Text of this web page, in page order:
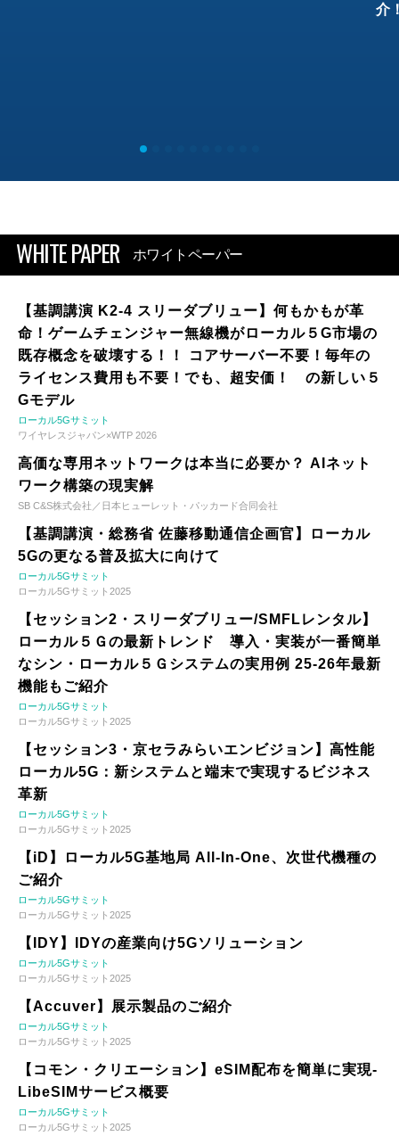
介
WHITE PAPER ホワイトペーパー
【基調講演 K2-4 スリーダブリュー】何もかもが革
命！ゲームチェンジャー無線機がローカル５G市場の
既存概念を破壊する！！ コアサーバー不要！毎年の
ライセンス費用も不要！でも、超安価！ の新しい５
Gモデル
ローカル5Gサミット
ワイヤレスジャパン×WTP 2026
高価な専用ネットワークは本当に必要か？ AIネット
ワーク構築の現実解
SB C&S株式会社／日本ヒューレット・パッカード合同会社
【基調講演・総務省 佐藤移動通信企画官】ローカル
5Gの更なる普及拡大に向けて
ローカル5Gサミット
ローカル5Gサミット2025
【セッション2・スリーダブリュー/SMFLレンタル】
ローカル５Ｇの最新トレンド 導入・実装が一番簡単
なシン・ローカル５Ｇシステムの実用例 25-26年最新
機能もご紹介
ローカル5Gサミット
ローカル5Gサミット2025
【セッション3・京セラみらいエンビジョン】高性能
ローカル5G：新システムと端末で実現するビジネス
革新
ローカル5Gサミット
ローカル5Gサミット2025
【iD】ローカル5G基地局 All-In-One、次世代機種の
ご紹介
ローカル5Gサミット
ローカル5Gサミット2025
【IDY】IDYの産業向け5Gソリューション
ローカル5Gサミット
ローカル5Gサミット2025
【Accuver】展示製品のご紹介
ローカル5Gサミット
ローカル5Gサミット2025
【コモン・クリエーション】eSIM配布を簡単に実現-
LibeSIMサービス概要
ローカル5Gサミット
ローカル5Gサミット2025